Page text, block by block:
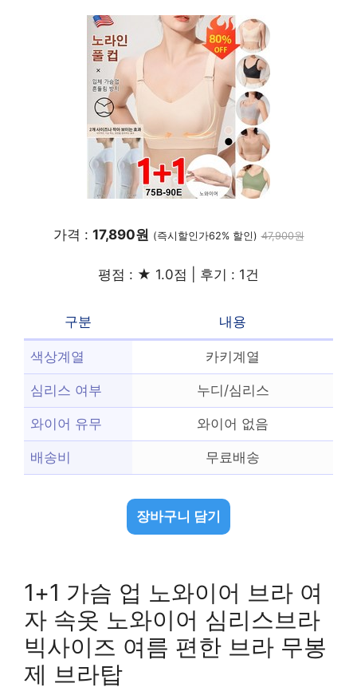
가격 : 17,890원 (즉시할인가62% 할인) 47,900원
평점 : ★ 1.0점 | 후기 : 1건
구분 내용
색상계열 카키계열
심리스 여부 누디/심리스
와이어 유무 와이어 없음
배송비 무료배송
장바구니 담기
1+1 가슴 업 노와이어 브라 여
자 속옷 노와이어 심리스브라
빅사이즈 여름 편한 브라 무봉
제 브라탑